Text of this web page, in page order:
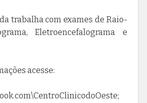
trabalha com exames de Raio-
Eletroencefalograma e
acesse: